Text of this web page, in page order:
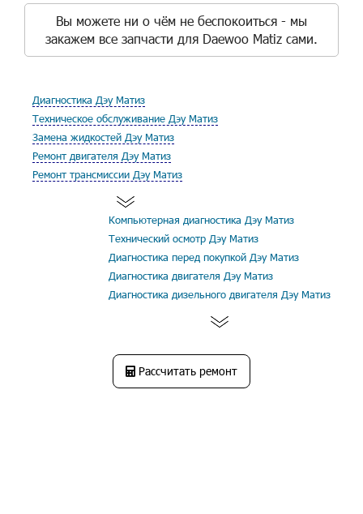
Вы можете ни о чём не беспокоиться - мы
закажем все запчасти для Daewoo Matiz сами.
Диагностика Дэу Матиз
Техническое обслуживание Дэу Матиз
Замена жидкостей Дэу Матиз
Ремонт двигателя Дэу Матиз
Ремонт трансмиссии Дэу Матиз
Компьютерная диагностика Дэу Матиз
Технический осмотр Дэу Матиз
Диагностика перед покупкой Дэу Матиз
Диагностика двигателя Дэу Матиз
Диагностика дизельного двигателя Дэу Матиз
Рассчитать ремонт